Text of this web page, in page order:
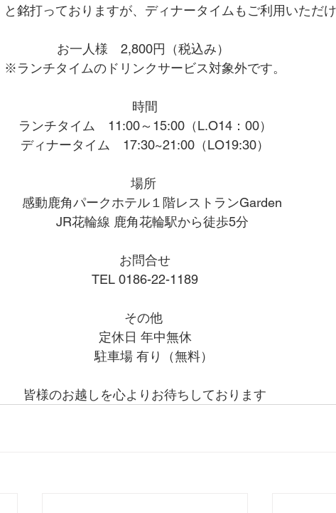
銘打っておりますが、ディナータイムもご利用いただけ
お一人様　2,800円（税込み）
※ランチタイムの ドリンクサービス対象外です。
時間
ランチタイム　11:00～15:00（L.O14：00）
ディナータイム　17:30~21:00（LO19:30）
場所
感動鹿角パークホテル１階レストランGarden
JR花輪線 鹿角花輪駅から徒歩5分
お問合せ
TEL 0186-22-1189
その他
定休日 年中無休
駐車場 有り（無料）
皆様のお越しを心よりお待ちしております